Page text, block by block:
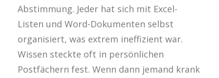
Abstimmung. Jeder hat sich mit Excel-
Listen und Word-Dokumenten selbst
organisiert, was extrem ineffizient war.
Wissen steckte oft in persönlichen
Postfächern fest. Wenn dann jemand krank